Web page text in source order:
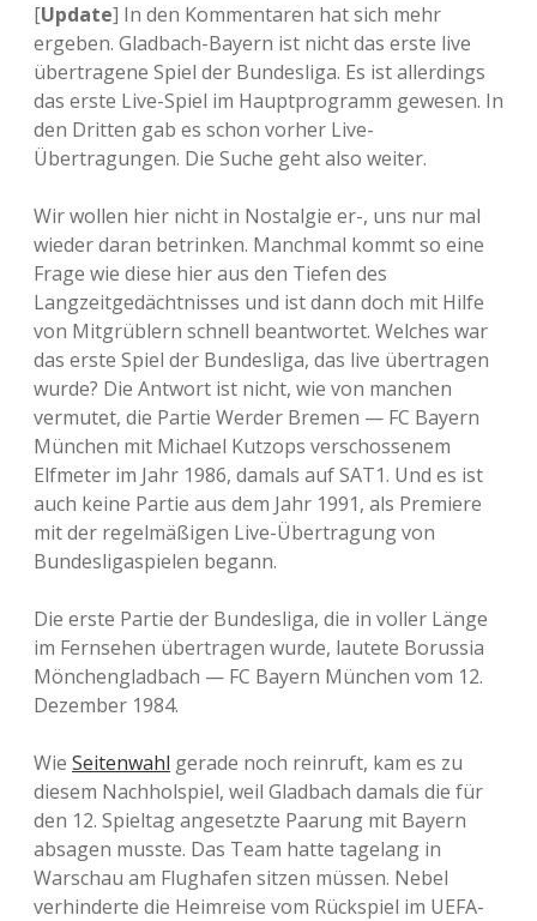
[Update] In den Kommentaren hat sich mehr
ergeben. Gladbach-Bayern ist nicht das erste live
übertragene Spiel der Bundesliga. Es ist allerdings
das erste Live-Spiel im Hauptprogramm gewesen. In
den Dritten gab es schon vorher Live-
Übertragungen. Die Suche geht also weiter.
Wir wollen hier nicht in Nostalgie er-, uns nur mal
wieder daran betrinken. Manchmal kommt so eine
Frage wie diese hier aus den Tiefen des
Langzeitgedächtnisses und ist dann doch mit Hilfe
von Mitgrüblern schnell beantwortet. Welches war
das erste Spiel der Bundesliga, das live übertragen
wurde? Die Antwort ist nicht, wie von manchen
vermutet, die Partie Werder Bremen — FC Bayern
München mit Michael Kutzops verschossenem
Elfmeter im Jahr 1986, damals auf SAT1. Und es ist
auch keine Partie aus dem Jahr 1991, als Premiere
mit der regelmäßigen Live-Übertragung von
Bundesligaspielen begann.
Die erste Partie der Bundesliga, die in voller Länge
im Fernsehen übertragen wurde, lautete Borussia
Mönchengladbach — FC Bayern München vom 12.
Dezember 1984.
Wie Seitenwahl gerade noch reinruft, kam es zu
diesem Nachholspiel, weil Gladbach damals die für
den 12. Spieltag angesetzte Paarung mit Bayern
absagen musste. Das Team hatte tagelang in
Warschau am Flughafen sitzen müssen. Nebel
verhinderte die Heimreise vom Rückspiel im UEFA-